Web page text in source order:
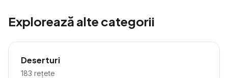
Explorează alte categorii
Deserturi
183 rețete